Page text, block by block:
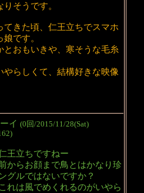
そうです。
てきた頃、仁王立ちでスマホ
です。
とおもいきや、寒そうな毛糸
やらしくて、結構好きな映像
イ (0回/2015/11/28(Sat)
王立ちですねー
からお顔まで鳥とはかなり珍
グルではないですか？
れは風でめくれるのがいやら